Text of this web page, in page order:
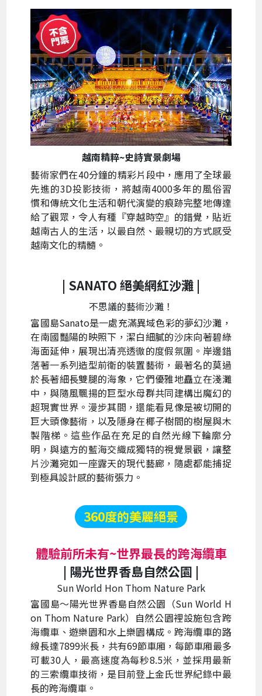
越南精粹~史詩實景劇場
藝術家們在40分鐘的精彩片段中，應用了全球最
先進的3D投影技術，將越南4000多年的風俗習
慣和傳統文化生活和朝代演變的痕跡完整地傳達
給了觀眾，令人有種『穿越時空』的錯覺，貼近
越南古人的生活，以最自然、最親切的方式感受
越南文化的精髓。
| SANATO 絕美網紅沙灘 |
不思議的藝術沙灘！
富國島Sanato是一處充滿異域色彩的夢幻沙灘，
在南國豔陽的映照下，潔白細膩的沙床向著碧綠
海面延伸，展現出清亮透徹的度假氛圍。岸邊錯
落著一系列造型前衛的裝置藝術，最著名的莫過
於長著細長雙腿的海象，它們優雅地矗立在淺灘
中，與隨風飄揚的巨型水母群共同建構出魔幻的
超現實世界。漫步其間，還能看見像是被切開的
巨大頭像藝術，以及隱身在椰子樹間的樹屋與木
製階梯。這些作品在充足的自然光線下輪廓分
明，與遠方的藍海交織成獨特的視覺景觀，讓整
片沙灘宛如一座露天的現代藝廊，隨處都能捕捉
到極具設計感的藝術張力。
360度的美麗絕景
體驗前所未有~世界最長的跨海纜車
| 陽光世界香島自然公園 |
Sun World Hon Thom Nature Park
富國島～陽光世界香島自然公園（Sun World H
on Thom Nature Park）自然公園裡設施包含跨
海纜車、遊樂園和水上樂園構成。跨海纜車的路
線長達7899米長，共有69節車廂，每節車廂最多
可載30人，最高速度為每秒8.5米，並採用最新
的三索纜車技術，是目前登上金氏世界紀錄中最
長的跨海纜車。